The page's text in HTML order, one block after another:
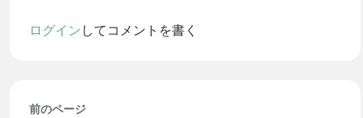
ログインしてコメントを書く
前のページ